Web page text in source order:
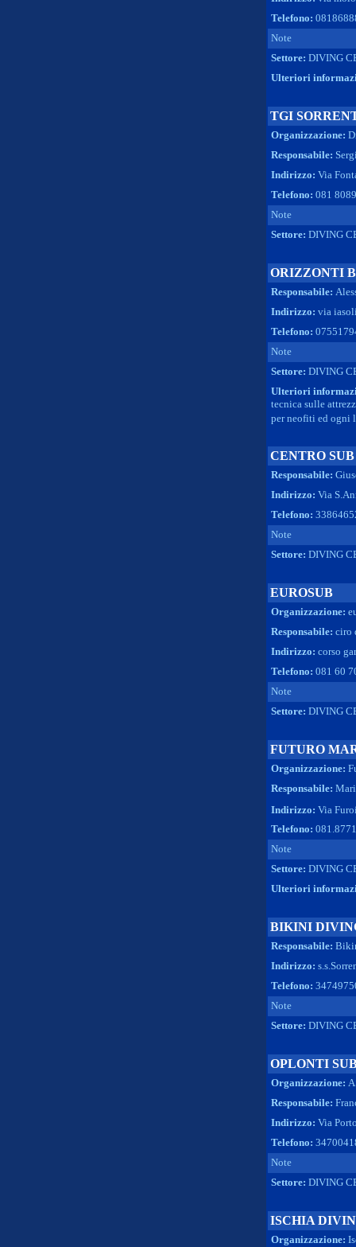
Telefono:
Note
Settore: DIVING
Ulteriori
TGI
Organizzazione:
Responsabile:
Indirizzo: Via
Telefono: 081
Note
Settore: DIVING
ORIZZONTI
Responsabile:
Indirizzo: via
Telefono:
Note
Settore: DIVING
Ulteriori
tecnica sulle
per neofiti ed
CENTRO
Responsabile:
Indirizzo: Via
Telefono:
Note
Settore: DIVING
EUROSUB
Organizzazione:
Responsabile: ciro
Indirizzo: corso
Telefono: 081 60
Note
Settore: DIVING
FUTURO
Organizzazione:
Responsabile:
Indirizzo: Via
Telefono:
Note
Settore: DIVING
Ulteriori
BIKINI
Responsabile:
Indirizzo:
Telefono:
Note
Settore: DIVING
OPLONTI
Organizzazione:
Responsabile:
Indirizzo: Via
Telefono:
Note
Settore: DIVING
ISCHIA
Organizzazione: